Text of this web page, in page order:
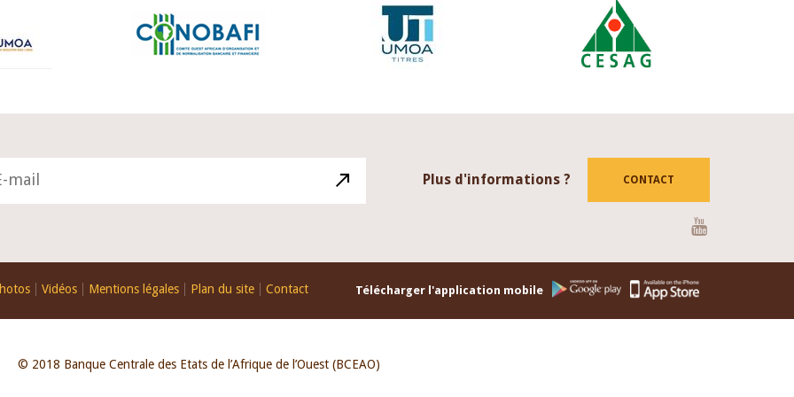
Plus d'informations ? CONTACT
Vidéos Mentions légales Plan du site Contact Télécharger l'application mobile
© 2018 Banque Centrale des Etats de l’Afrique de l’Ouest (BCEAO)